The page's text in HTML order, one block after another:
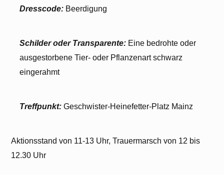
Dresscode: Beerdigung
Schilder oder Transparente: Eine bedrohte oder
ausgestorbene Tier- oder Pflanzenart schwarz
eingerahmt
Treffpunkt: Geschwister-Heinefetter-Platz Mainz
Aktionsstand von 11-13 Uhr, Trauermarsch von 12 bis
12.30 Uhr
Weitere Informationen